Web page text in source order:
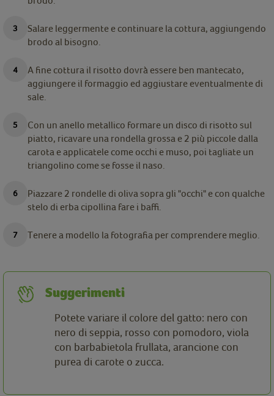
Salare leggermente e continuare la cottura, aggiungendo
brodo al bisogno.
A fine cottura il risotto dovrà essere ben mantecato,
aggiungere il formaggio ed aggiustare eventualmente di
sale.
Con un anello metallico formare un disco di risotto sul
piatto, ricavare una rondella grossa e 2 più piccole dalla
carota e applicatele come occhi e muso, poi tagliate un
triangolino come se fosse il naso.
Piazzare 2 rondelle di oliva sopra gli "occhi" e con qualche
stelo di erba cipollina fare i baffi.
Tenere a modello la fotografia per comprendere meglio.
Suggerimenti
Potete variare il colore del gatto: nero con
nero di seppia, rosso con pomodoro, viola
con barbabietola frullata, arancione con
purea di carote o zucca.